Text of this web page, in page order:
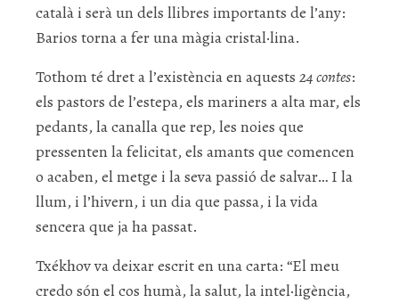
català i serà un dels llibres importants de l’any:
Barios torna a fer una màgia cristal·lina.
Tothom té dret a l’existència en aquests 24 contes:
els pastors de l’estepa, els mariners a alta mar, els
pedants, la canalla que rep, les noies que
pressenten la felicitat, els amants que comencen
o acaben, el metge i la seva passió de salvar… I la
llum, i l’hivern, i un dia que passa, i la vida
sencera que ja ha passat.
Txékhov va deixar escrit en una carta: “El meu
credo són el cos humà, la salut, la intel·ligència,